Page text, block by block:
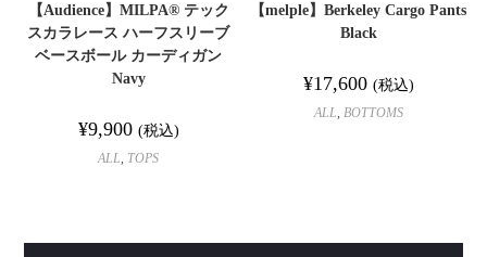
【Audience】MILPA® テック
スカラレース ハーフスリーブ
ベースボール カーディガン
Navy
¥9,900 (税込)
ALL, TOPS
【melple】Berkeley Cargo Pants
Black
¥17,600 (税込)
ALL, BOTTOMS